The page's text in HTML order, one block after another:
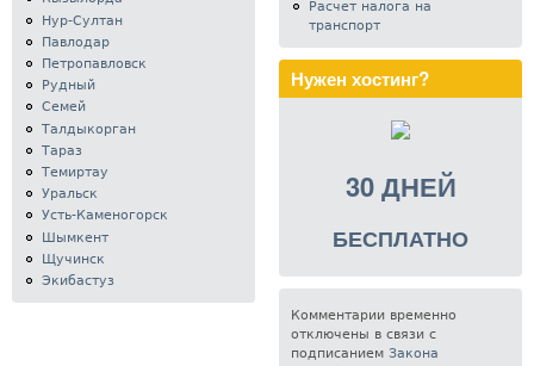
Нур-Султан
Павлодар
Петропавловск
Рудный
Семей
Талдыкорган
Тараз
Темиртау
Уральск
Усть-Каменогорск
Шымкент
Щучинск
Экибастуз
Расчет налога на
транспорт
Нужен хостинг?
30 ДНЕЙ
БЕСПЛАТНО
Комментарии временно
отключены в связи с
подписанием Закона